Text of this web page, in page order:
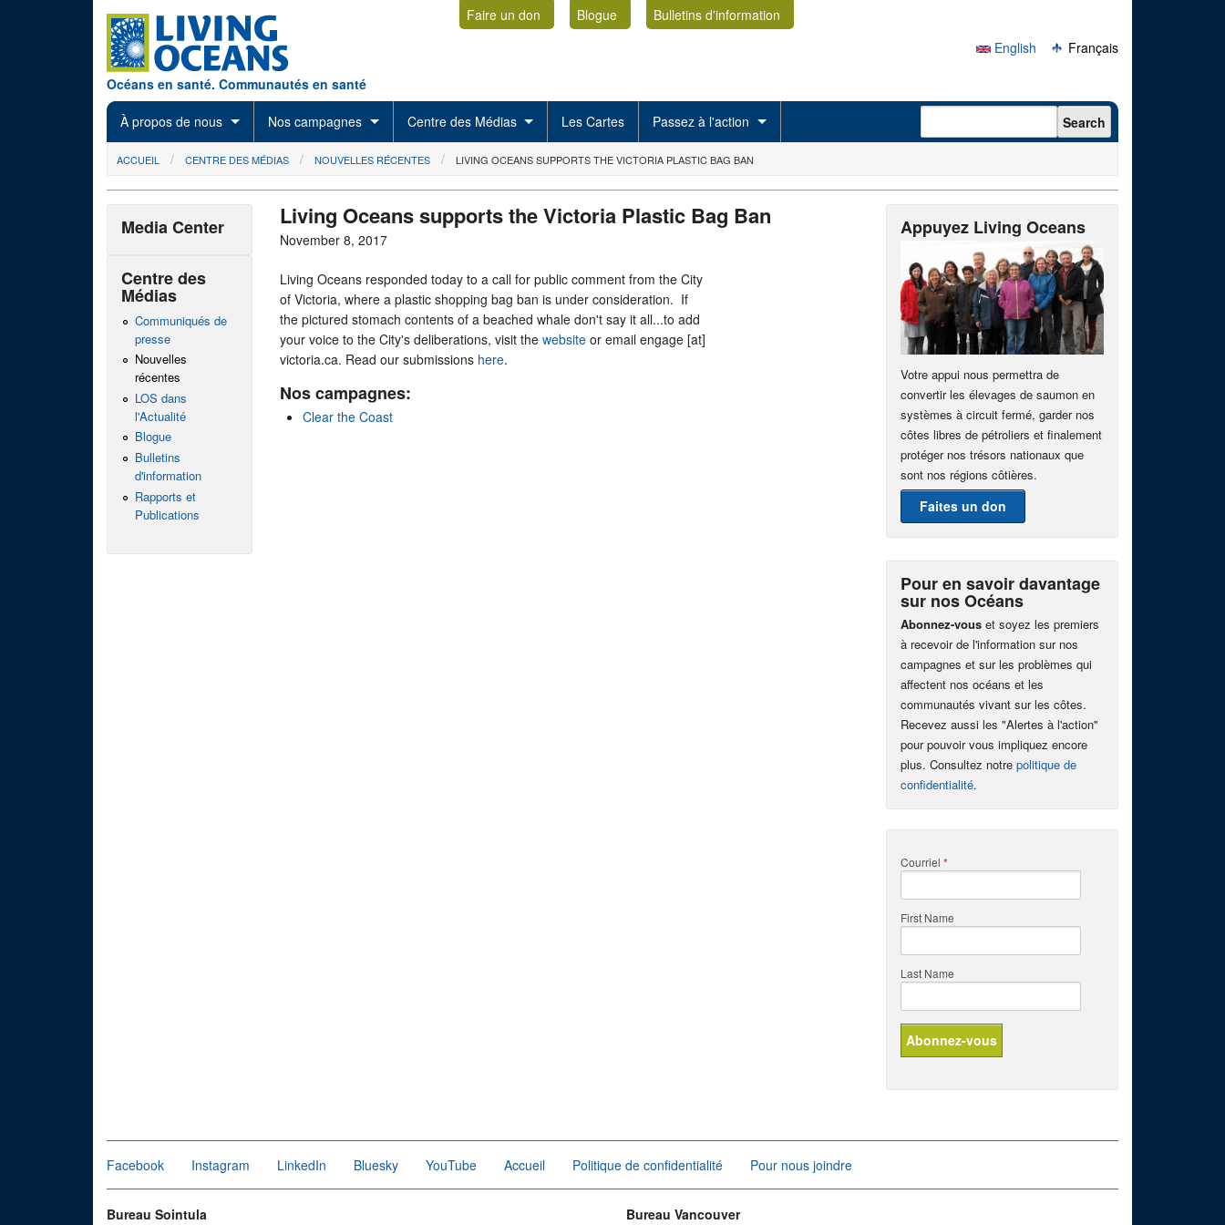
Océans en santé. Communautés en santé
Faire un don Blogue
Bulletins d'information
English
Français
À propos de nous Nos campagnes Centre des Médias Les Cartes Passez à l'action Search form Search
You are here
ACCUEIL CENTRE DES MÉDIAS NOUVELLES RÉCENTES LIVING OCEANS SUPPORTS THE VICTORIA PLASTIC BAG BAN
Living Oceans supports the Victoria Plastic Bag Ban
November 8, 2017
Living Oceans responded today to a call for public comment from the City
of Victoria, where a plastic shopping bag ban is under consideration. If
the pictured stomach contents of a beached whale don't say it all...to add
your voice to the City's deliberations, visit the website or email engage [at]
victoria.ca. Read our submissions here.
Nos campagnes:
Clear the Coast
Media Center
Centre des
Médias
Communiqués de
presse
Nouvelles
récentes
LOS dans
l'Actualité
Blogue
Bulletins
d'information
Rapports et
Publications
Appuyez Living Oceans
Votre appui nous permettra de
convertir les élevages de saumon en
systèmes à circuit fermé, garder nos
côtes libres de pétroliers et finalement
protéger nos trésors nationaux que
sont nos régions côtières.
Faites un don
Pour en savoir davantage
sur nos Océans
Abonnez-vous et soyez les premiers
à recevoir de l'information sur nos
campagnes et sur les problèmes qui
affectent nos océans et les
communautés vivant sur les côtes.
Recevez aussi les "Alertes à l'action"
pour pouvoir vous impliquez encore
plus. Consultez notre politique de
confidentialité.
Courriel *
First Name
Last Name
Facebook Instagram LinkedIn Bluesky YouTube Accueil Politique de confidentialité Pour nous joindre
Bureau Sointula Bureau Vancouver